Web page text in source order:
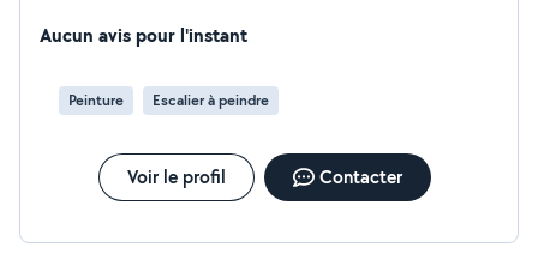
Aucun avis pour l'instant
Peinture Escalier à peindre
Voir le profil Contacter